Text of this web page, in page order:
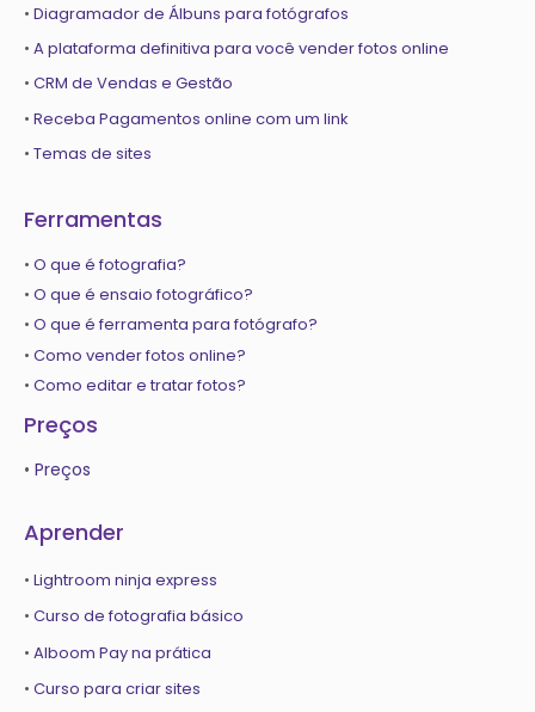
• Diagramador de Álbuns para fotógrafos
• A plataforma definitiva para você vender fotos online
• CRM de Vendas e Gestão
• Receba Pagamentos online com um link
• Temas de sites
Ferramentas
• O que é fotografia?
• O que é ensaio fotográfico?
• O que é ferramenta para fotógrafo?
• Como vender fotos online?
• Como editar e tratar fotos?
Preços
• Preços
Aprender
• Lightroom ninja express
• Curso de fotografia básico
• Alboom Pay na prática
• Curso para criar sites